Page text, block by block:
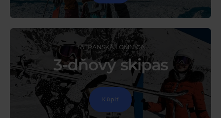
TATRANSKÁ LOMNICA
3-dňový skipas
Kúpiť